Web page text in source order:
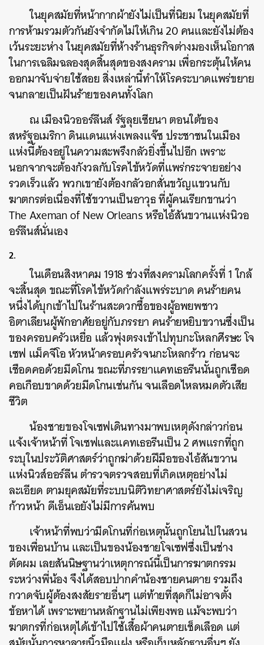
ในยุคสมัยที่หน้ากากผ้ายังไม่เป็นที่นิยม ในยุคสมัยที่
การห้ามรวมตัวกันยังจำกัดไม่ให้เกิน 20 คนและยังไม่ต้อง
เว้นระยะห่าง ในยุคสมัยที่ห้างร้านธุรกิจต่างมองเห็นโอกาส
ในการเฉลิมฉลองสุดสิ้นสุดของสงคราม เพื่อกระตุ้นให้คน
ออกมาจับจ่ายใช้สอย สิ่งเหล่านี้ทำให้โรคระบาดแพร่ขยาย
จนกลายเป็นฝันร้ายของคนทั้งโลก
ณ เมืองนิวออร์ลีนส์ รัฐลุยเซียนา ตอนใต้ของ
สหรัฐอเมริกา ดินแดนแห่งเพลงแจ๊ซ ประชาชนในเมือง
แห่งนี้ต้องอยู่ในความสะพรึงกลัวยิ่งขึ้นไปอีก เพราะ
นอกจากจะต้องกังวลกับโรคไข้หวัดที่แพร่กระจายอย่าง
รวดเร็วแล้ว พวกเขายังต้องกลัวอกสั่นขวัญแขวนกับ
ฆาตกรต่อเนื่องที่ใช้ขวานเป็นอาวุธ ที่ผู้คนเรียกขานว่า
The Axeman of New Orleans หรือไอ้สันขวานแห่งนิวอ
อร์ลีนส์นั่นเอง
2.
ในเดือนสิงหาคม 1918 ช่วงที่สงครามโลกครั้งที่ 1 ใกล้
จะสิ้นสุด ขณะที่โรคไข้หวัดกำลังแพร่ระบาด คนร้ายคน
หนึ่งได้บุกเข้าไปในร้านสะดวกซื้อของผู้อพยพชาว
อิตาเลียนผู้พักอาศัยอยู่กับภรรยา คนร้ายหยิบขวานซึ่งเป็น
ของครอบครัวเหยื่อ แล้วพุ่งตรงเข้าไปทุบกะโหลกศีรษะ โจ
เซฟ แม็คจีโอ หัวหน้าครอบครัวจนกะโหลกร้าว ก่อนจะ
เชือดคอด้วยมีดโกน ขณะที่ภรรยาแคทเธอรีนนั้นถูกเชือด
คอเกือบขาดด้วยมีดโกนเช่นกัน จนเลือดไหลหมดตัวเสีย
ชีวิต
น้องชายของโจเซฟเดินทางมาพบเหตุดังกล่าวก่อน
แจ้งเจ้าหน้าที่ โจเซฟและแคทเธอรีนเป็น 2 ศพแรกที่ถูก
ระบุในประวัติศาสตร์ว่าถูกฆ่าด้วยฝีมือของไอ้สันขวาน
แห่งนิวส์ออร์ลีน ตำรวจตรวจสอบที่เกิดเหตุอย่างไม่
ละเอียด ตามยุคสมัยที่ระบบนิติวิทยาศาสตร์ยังไม่เจริญ
ก้าวหน้า ดีเอ็นเอยังไม่มีการค้นพบ
เจ้าหน้าที่พบว่ามีดโกนที่ก่อเหตุนั้นถูกโยนไปในสวน
ของเพื่อนบ้าน และเป็นของน้องชายโจเซฟซึ่งเป็นช่าง
ตัดผม เลยสันนิษฐานว่าเหตุการณ์นี้เป็นการฆาตกรรม
ระหว่างพี่น้อง จึงได้สอบปากคำน้องชายคนตาย รวมถึง
กวาดจับผู้ต้องสงสัยรายอื่นๆ แต่ท้ายที่สุดก็ไม่อาจตั้ง
ข้อหาได้ เพราะพยานหลักฐานไม่เพียงพอ แม้จะพบว่า
ฆาตกรที่ก่อเหตุได้เข้าไปใช้เสื้อผ้าคนตายเช็ดเลือด แต่